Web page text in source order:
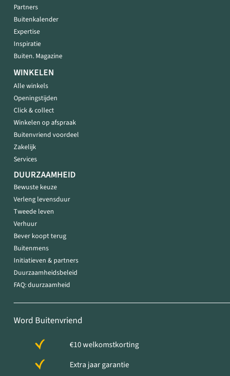
Partners
Buitenkalender
Expertise
Inspiratie
Buiten. Magazine
WINKELEN
Alle winkels
Openingstijden
Click & collect
Winkelen op afspraak
Buitenvriend voordeel
Zakelijk
Services
DUURZAAMHEID
Bewuste keuze
Verleng levensduur
Tweede leven
Verhuur
Bever koopt terug
Buitenmens
Initiatieven & partners
Duurzaamheidsbeleid
FAQ: duurzaamheid
Word Buitenvriend
€10 welkomstkorting
Extra jaar garantie